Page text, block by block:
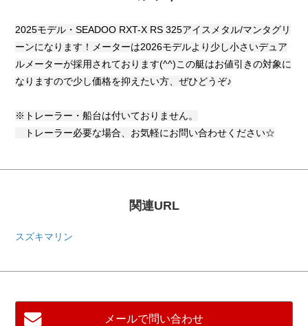
2025モデル・SEADOO RXT-X RS 325アイスメタル/マンタグリ
ーンになります！メーターは2026モデルより少し小さいデュア
ルメーターが採用されております(^^)この艇はお値引きの対象に
なりますので少し価格を抑えたい方、ぜひどうぞ♪
※トレーラー・船台は付いておりません。
トレーラー必要な場合、お気軽にお問い合わせください☆
関連URL
スズキマリン
メールで問い合わせ